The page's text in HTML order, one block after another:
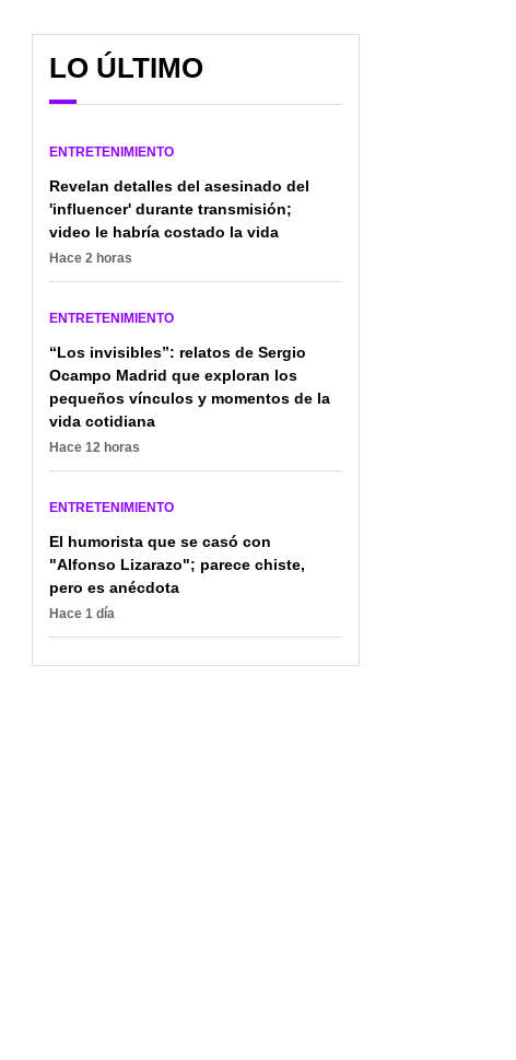
LO ÚLTIMO
ENTRETENIMIENTO
Revelan detalles del asesinado del
'influencer' durante transmisión;
video le habría costado la vida
Hace 2 horas
ENTRETENIMIENTO
“Los invisibles”: relatos de Sergio
Ocampo Madrid que exploran los
pequeños vínculos y momentos de la
vida cotidiana
Hace 12 horas
ENTRETENIMIENTO
El humorista que se casó con
"Alfonso Lizarazo"; parece chiste,
pero es anécdota
Hace 1 día